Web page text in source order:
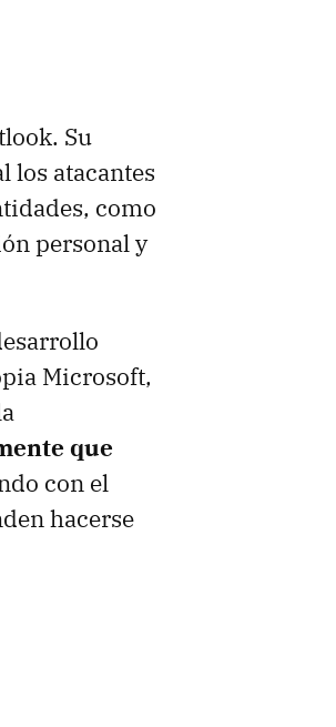
Su
los atacantes
como
personal y
Microsoft,
que
con el
hacerse